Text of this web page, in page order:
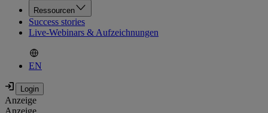
Ressourcen
Success stories
Live-Webinars & Aufzeichnungen
EN
Anzeige
Anzeige